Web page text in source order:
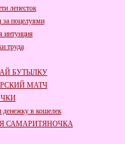
лепесток
за поцелуями
интуиция
труда
БУТЫЛКУ
МАТЧ
в кошелек
САМАРИТЯНОЧКА